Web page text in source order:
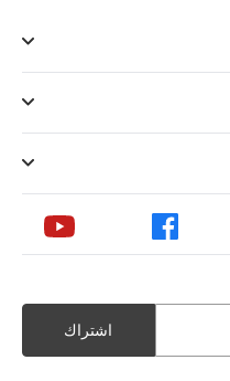
اشتراك